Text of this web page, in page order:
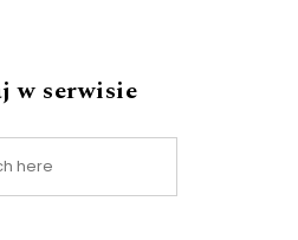
w serwisie